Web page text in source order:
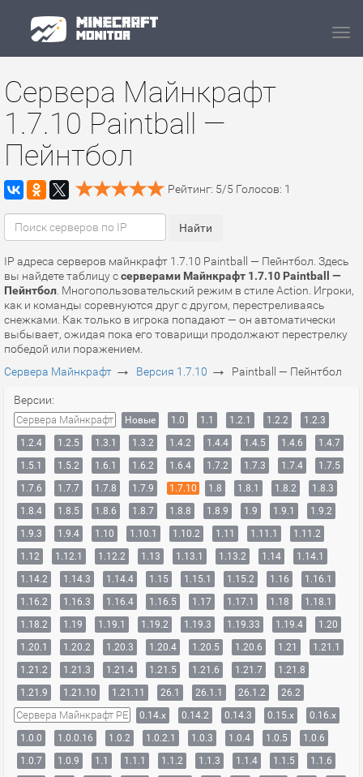
Сервера Майнкрафт
1.7.10 Paintball —
Пейнтбол
Рейтинг: 5/5 Голосов: 1
IP адреса серверов майнкрафт 1.7.10 Paintball — Пейнтбол. Здесь
вы найдете таблицу ссерверами Майнкрафт 1.7.10 Paintball —
Пейнтбол . Многопользовательский режим в стиле Action. Игроки,
как и команды соревнуются друг с другом, перестреливаясь
снежками. Как только в игрока попадают — он автоматически
выбывает, ожидая пока его товарищи продолжают перестрелку
победой или поражением.
Сервера Майнкрафт → Версия 1.7.10 → Paintball — Пейнтбол
Версии:
Сервера Майнкрафт Новые 1.0 1.1 1.2.1 1.2.2
1.2.3
1.2.4
1.2.5 1.3.1 1.3.2 1.4.2 1.4.4 1.4.5 1.4.6
1.4.7
1.5.1
1.5.2 1.6.1 1.6.2 1.6.4 1.7.2 1.7.3 1.7.4
1.7.5
1.7.6
1.7.7 1.7.8 1.7.9 1.7.10 1.8 1.8.1 1.8.2
1.8.3
1.8.4
1.8.5 1.8.6 1.8.7 1.8.8 1.8.9 1.9 1.9.1
1.9.2
1.9.3
1.9.4 1.10 1.10.1 1.10.2 1.11 1.11.1
1.11.2
1.12
1.12.1 1.12.2 1.13 1.13.1 1.13.2 1.14
1.14.1
1.14.2
1.14.3 1.14.4 1.15 1.15.1 1.15.2 1.16
1.16.1
1.16.2
1.16.3 1.16.4 1.16.5 1.17 1.17.1 1.18
1.18.1
1.18.2
1.19 1.19.1 1.19.2 1.19.3 1.19.33 1.19.4
1.20
1.20.1
1.20.2 1.20.3 1.20.4 1.20.5 1.20.6 1.21
1.21.1
1.21.2
1.21.3 1.21.4 1.21.5 1.21.6 1.21.7
1.21.8
1.21.9
1.21.10 1.21.11 26.1 26.1.1 26.1.2 26.2
Сервера Майнкрафт PE 0.14.x 0.14.2 0.14.3 0.15.x
0.16.x
1.0.0
1.0.0.16 1.0.2 1.0.2.1 1.0.3 1.0.4 1.0.5
1.0.6
1.0.7
1.0.9 1.1 1.1.1 1.1.2 1.1.3 1.1.4 1.1.5
1.1.6